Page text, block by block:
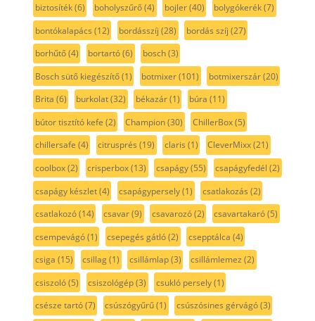
biztosíték(6) boholyszűrő(4) bojler(40) bolygókerék(7)
bontókalapács (12) bordásszíj (28) bordás szíj (27)
borhűtő(4) bortartó(6) bosch(3)
Bosch sütő kiegészítő(1) botmixer(101) botmixerszár(20)
Brita (6) burkolat(32) békazár(1) búra (11)
bútor tisztító kefe (2) Champion(30) ChillerBox(5)
chillersafe (4) citrusprés (19) claris (1) CleverMixx(21)
coolbox(2) crisperbox(13) csapágy(55) csapágyfedél (2)
csapágy készlet(4) csapágypersely(1) csatlakozás (2)
csatlakozó(14) csavar(9) csavarozó(2) csavartakaró(5)
csempevágó(1) csepegés gátló(2) csepptálca (4)
csiga (15) csillag(1) csillámlap(3) csillámlemez (2)
csiszoló(5) csiszológép(3) csukló persely(1)
csésze tartó(7) csúszógyűrű(1) csúszósines gérvágó(3)